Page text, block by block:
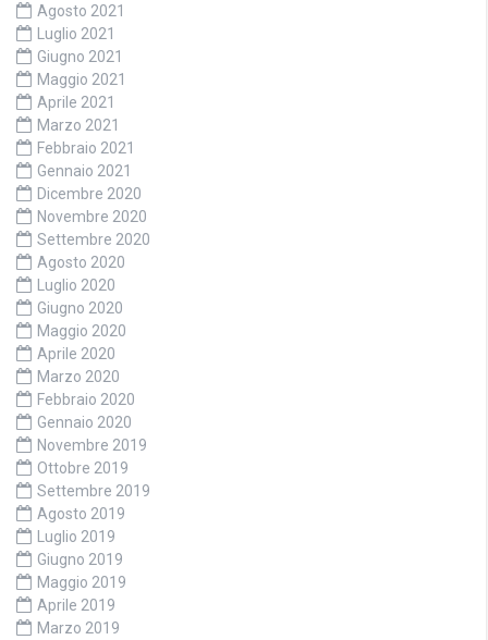
Agosto 2021
Luglio 2021
Giugno 2021
Maggio 2021
Aprile 2021
Marzo 2021
Febbraio 2021
Gennaio 2021
Dicembre 2020
Novembre 2020
Settembre 2020
Agosto 2020
Luglio 2020
Giugno 2020
Maggio 2020
Aprile 2020
Marzo 2020
Febbraio 2020
Gennaio 2020
Novembre 2019
Ottobre 2019
Settembre 2019
Agosto 2019
Luglio 2019
Giugno 2019
Maggio 2019
Aprile 2019
Marzo 2019